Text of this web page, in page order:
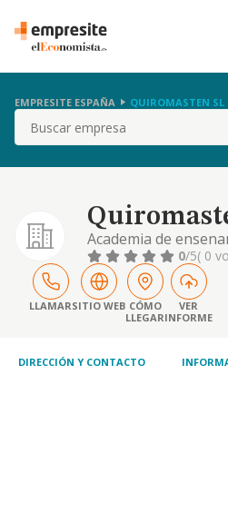
EMPRESITE ESPAÑA QUIROMASTEN SL
Buscar
Academia de
corporales. centro
0/5( 0
LLAMARSITIO WEB CÓMO
LLEGAR
VER
INFORME
DIRECCIÓN Y CONTACTO